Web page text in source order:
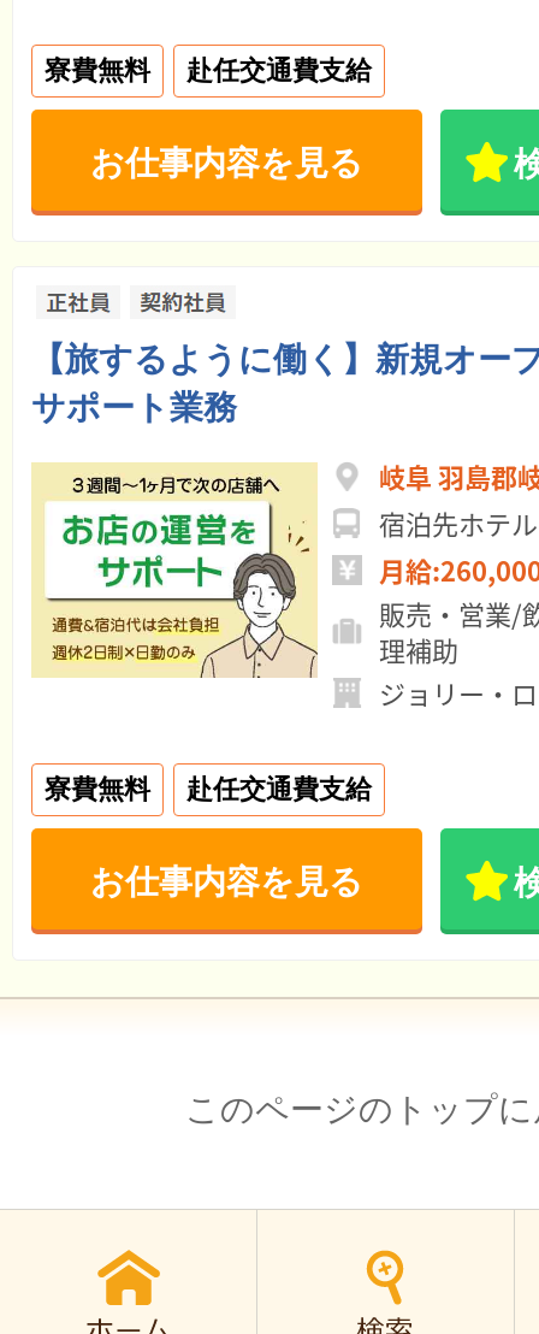
寮費無料 赴任交通費支給
お仕事内容を見る
【旅するように働く】新規オー
サポート業務
岐阜 羽島郡
宿泊先ホテ
月給
販売・営業/
理補助
ジョリー・
寮費無料 赴任交通費支給
お仕事内容を見る
このページのトップ